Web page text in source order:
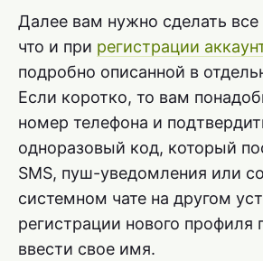
Далее вам нужно сделать
что и при регистрации
подробно описанной в
Если коротко, то вам
номер телефона и
одноразовый код, который
SMS, пуш-уведомления или
системном чате на другом
регистрации нового профиля
ввести свое имя.